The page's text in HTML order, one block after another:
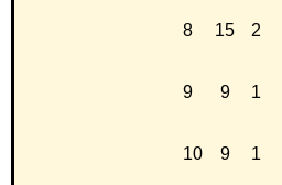
8 15 2
9 9 1
10 9 1